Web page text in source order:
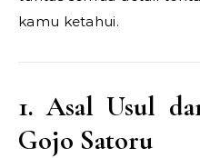
kamu ketahui.
1. Asal Usul
Gojo Satoru